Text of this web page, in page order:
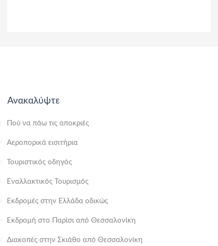
Ανακαλύψτε
Πού να πάω τις αποκριές
Αεροπορικά εισιτήρια
Τουριστικός οδηγός
Εναλλακτικός Τουρισμός
Εκδρομές στην Ελλάδα οδικώς
Εκδρομή στο Παρίσι από Θεσσαλονίκη
Διακοπές στην Σκιάθο από Θεσσαλονίκη